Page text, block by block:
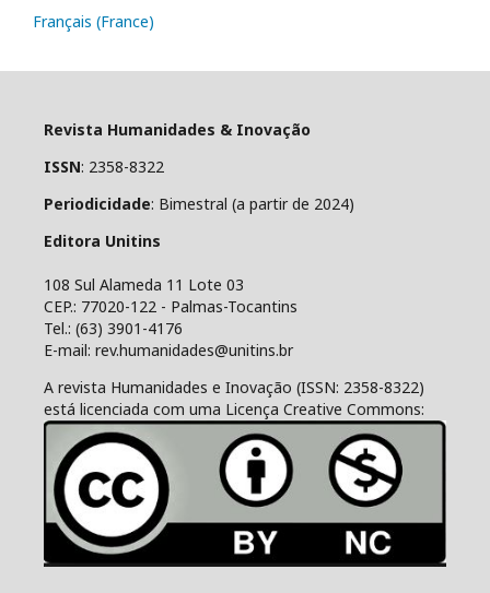
Français (France)
Revista Humanidades & Inovação
ISSN: 2358-8322
Periodicidade: Bimestral (a partir de 2024)
Editora Unitins
108 Sul Alameda 11 Lote 03
CEP.: 77020-122 - Palmas-Tocantins
Tel.: (63) 3901-4176
E-mail: rev.humanidades@unitins.br
A revista Humanidades e Inovação (ISSN: 2358-8322)
está licenciada com uma Licença Creative Commons: